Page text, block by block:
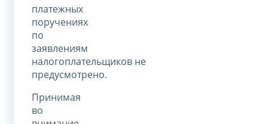
платежных
поручениях
по
заявлениям
налогоплательщиков не
предусмотрено.
Принимая
во